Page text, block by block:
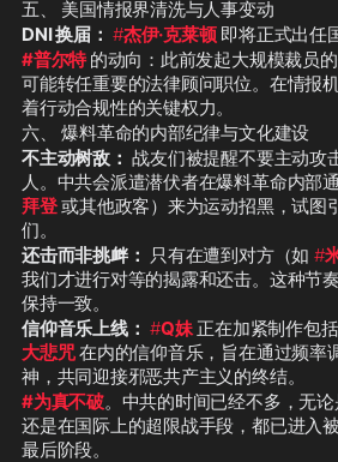
五、 美国情报界清洗与人事变动
DNI 换届： #杰伊·克莱顿 即将正式出任
#普尔特 的动向：此前发起大规模裁员
可能转任重要的法律顾问职位。在情报
着行动合规性的关键权力。
六、 爆料革命的内部纪律与文化建设
不主动树敌： 战友们被提醒不要主动攻
人。中共会派遣潜伏者在爆料革命内部
拜登 或其他政客）来为运动招黑，试图
们。
还击而非挑衅： 只有在遭到对方（如 #
我们才进行对等的揭露和还击。这种节
保持一致。
信仰音乐上线： #Q妹 正在加紧制作包
大悲咒 在内的信仰音乐，旨在通过频率
神，共同迎接邪恶共产主义的终结。
#为真不破。中共的时间已经不多，无
还是在国际上的超限战手段，都已进入
最后阶段。